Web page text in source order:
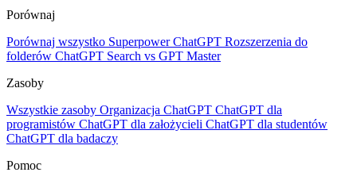
Porównaj
Porównaj wszystko Superpower ChatGPT Rozszerzenia do
folderów ChatGPT Search vs GPT Master
Zasoby
Wszystkie zasoby Organizacja ChatGPT ChatGPT dla
programistów ChatGPT dla założycieli ChatGPT dla studentów
ChatGPT dla badaczy
Pomoc